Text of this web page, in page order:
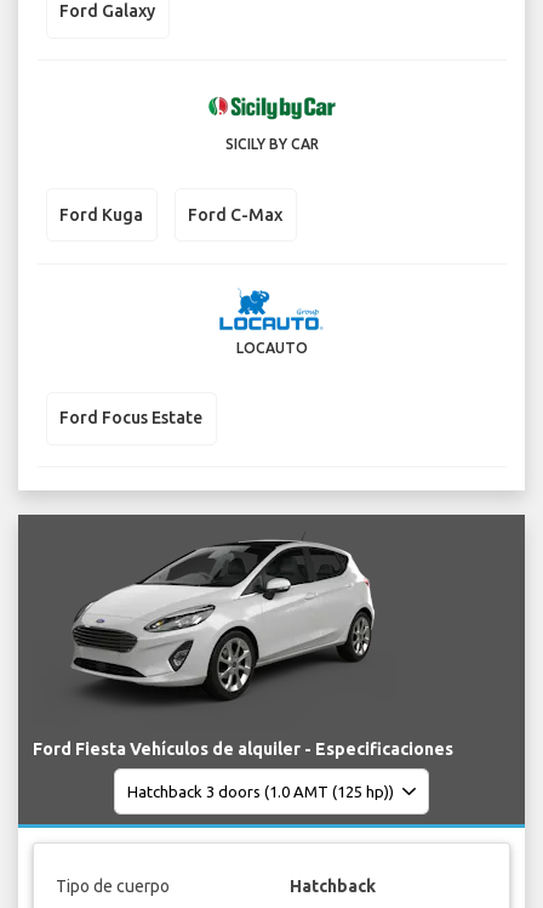
Ford Galaxy
SICILY BY CAR
Ford Kuga Ford C-Max
LOCAUTO
Ford Focus Estate
Ford Fiesta Vehículos de alquiler - Especificaciones
Tipo de cuerpo Hatchback